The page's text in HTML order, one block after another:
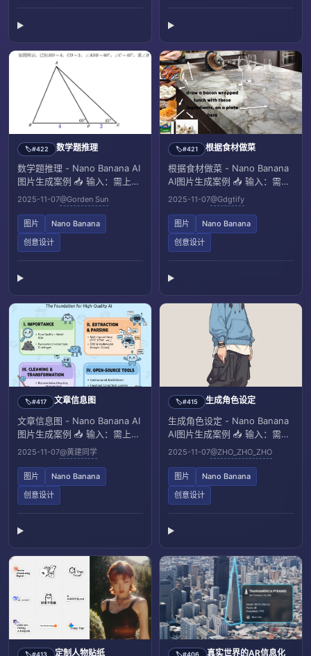
🏷️#422 数学题推理
数学题推理 - Nano Banana AI
图片生成案例 📥 输入：需上传
一道数学类的题目
2025-11-07@Gorden Sun
图片
Nano Banana
创意设计
🏷️#421 根据食材做菜
根据食材做菜 - Nano Banana
AI图片生成案例 📥 输入：需上
传一张带有多种食材的照片
2025-11-07@Gdgtify
图片
Nano Banana
创意设计
🏷️#417 文章信息图
文章信息图 - Nano Banana AI
图片生成案例 📥 输入：需上传
一段博客/文章
2025-11-07@黄建同学
图片
Nano Banana
创意设计
🏷️#415 生成角色设定
生成角色设定 - Nano Banana
AI图片生成案例 📥 输入：需上
传一张角色参考图像
2025-11-07@ZHO_ZHO_ZHO
图片
Nano Banana
创意设计
🏷️#413 定制人物贴纸 🏷️#406 真实世界的AR信息化